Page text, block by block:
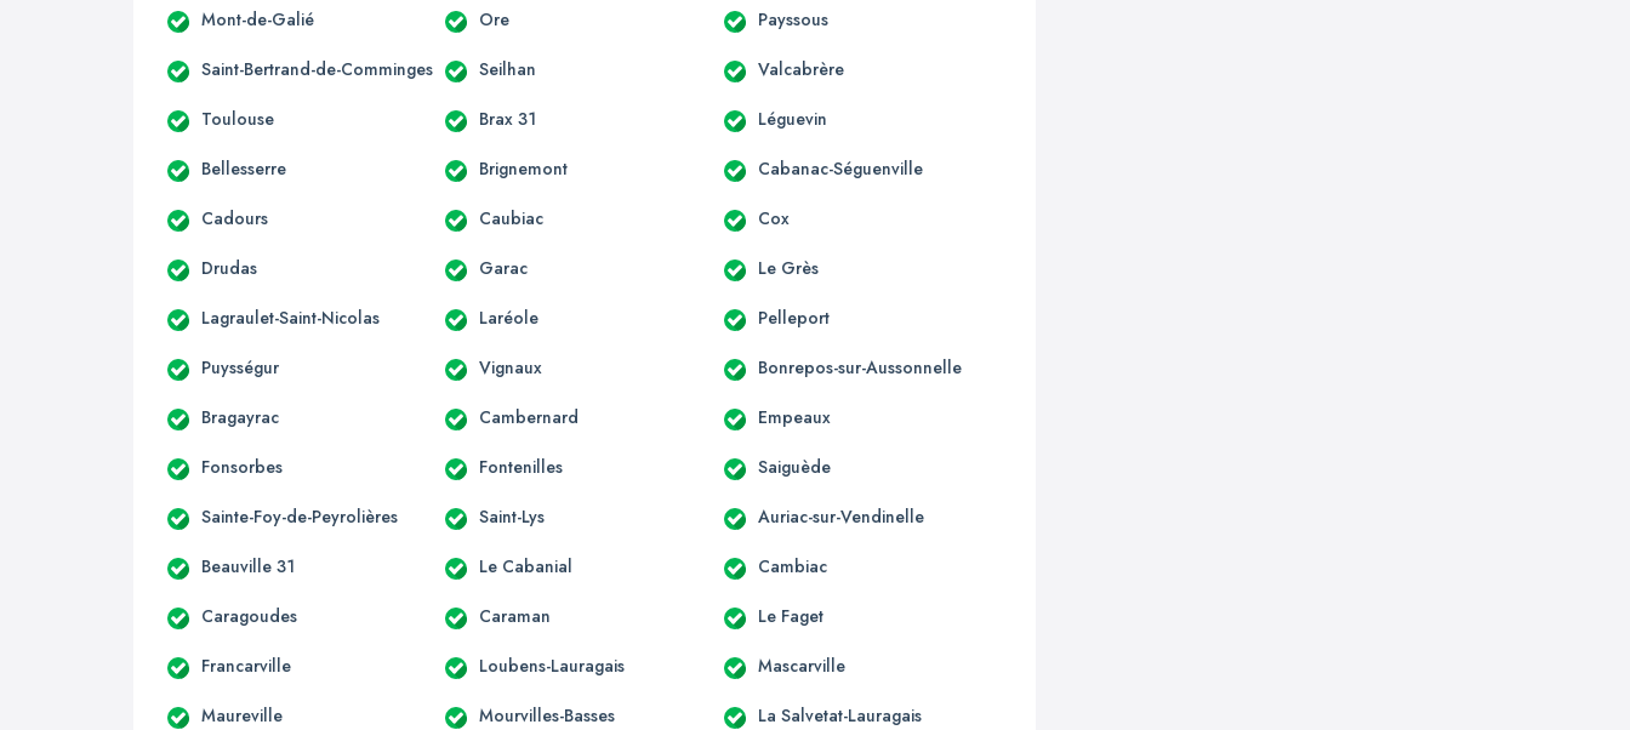
Mont-de-Galié Ore Payssous
Saint-Bertrand-de-Comminges Seilhan Valcabrère
Toulouse Brax 31 Léguevin
Bellesserre Brignemont Cabanac-Séguenville
Cadours Caubiac Cox
Drudas Garac Le Grès
Lagraulet-Saint-Nicolas Laréole Pelleport
Puysségur Vignaux Bonrepos-sur-Aussonnelle
Bragayrac Cambernard Empeaux
Fonsorbes Fontenilles Saiguède
Sainte-Foy-de-Peyrolières Saint-Lys Auriac-sur-Vendinelle
Beauville 31 Le Cabanial Cambiac
Caragoudes Caraman Le Faget
Francarville Loubens-Lauragais Mascarville
Maureville Mourvilles-Basses La Salvetat-Lauragais